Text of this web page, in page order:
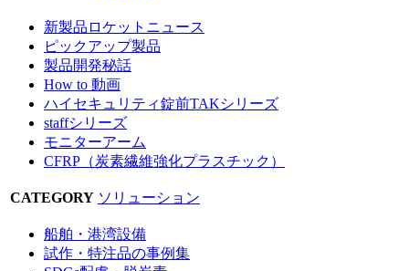
新製品ロケットニュース
ピックアップ製品
製品開発秘話
How to 動画
ハイセキュリティ錠前TAKシリーズ
staffシリーズ
モニターアーム
CFRP（炭素繊維強化プラスチック）
CATEGORY ソリューション
船舶・港湾設備
試作・特注品の事例集